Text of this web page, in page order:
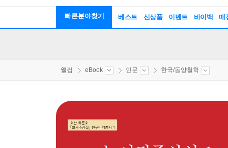
빠른분야찾기 베스트 신상품 이벤트 바이백 매
웰컴 eBook 인문 한국/동양철학